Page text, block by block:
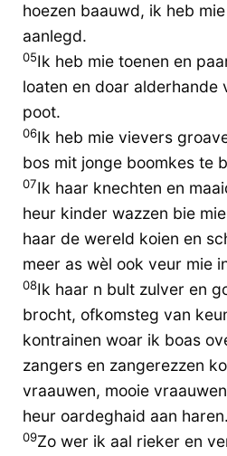
hoezen baauwd, ik heb
aanlegd.
05Ik heb mie toenen en
loaten en doar alderhande
poot.
06Ik heb mie vievers
bos mit jonge boomkes te
07Ik haar knechten en
heur kinder wazzen bie
haar de wereld koien en
meer as wèl ook veur mie
08Ik haar n bult zulver en
brocht, ofkomsteg van
kontrainen woar ik boas
zangers en zangerezzen
vraauwen, mooie
heur oardeghaid aan haren.
09Zo wer ik aal rieker en